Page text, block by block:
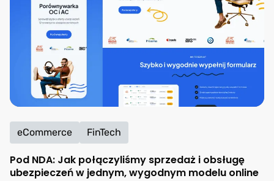
eCommerce FinTech
Pod NDA: Jak połączyliśmy sprzedaż i obsługę
ubezpieczeń w jednym, wygodnym modelu online